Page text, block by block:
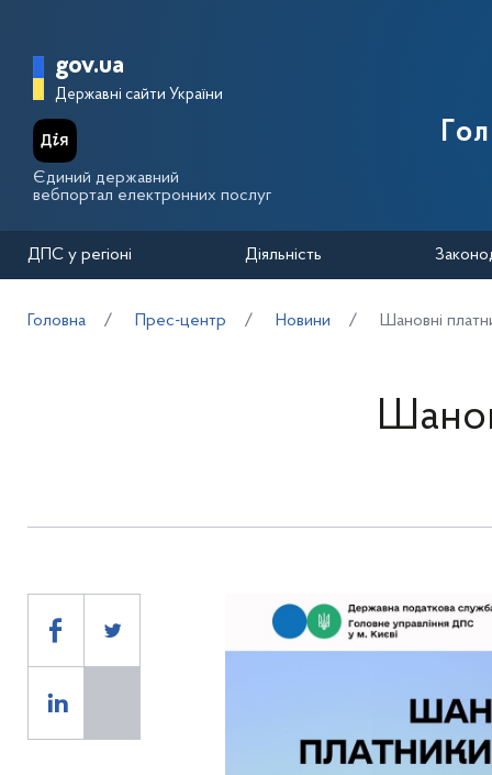
Головна сторінка Державної
gov.ua
Державні сайти України
Єдиний державний
вебпортал електронних послуг
ДПС у регіоні Діяльність
Головна Прес-центр Новини Шановні